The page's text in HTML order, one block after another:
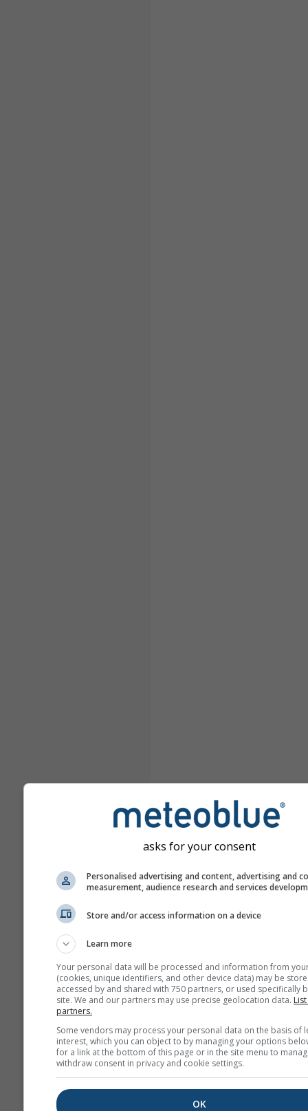
asks for your consent
Personalised advertising and content, advertising and
measurement, audience research and services
Store and/or access information on a device
Learn more
Your personal data will be processed and information from
(cookies, unique identifiers, and other device data) may be
accessed by and shared with 750 partners, or used specifically
site. We and our partners may use precise geolocation data.
partners.
Some vendors may process your personal data on the basis of
interest, which you can object to by managing your options
for a link at the bottom of this page or in the site menu to
withdraw consent in privacy and cookie settings.
OK